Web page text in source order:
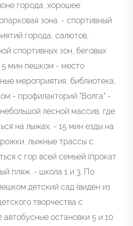
города, хорошее
зона. - спортивный
города, салютов,
спортивных зон, беговых
5 мин пешком - место
мероприятия, библиотека,
- профилакторий "Волга" -
лесной массив, где
на лыжах. - 15 мин езды на
лыжные трассы с
с гор всей семьей (прокат
пляж. - школа 1 и 3. По
детский сад (виден из
творчества с
остановки 5 и 10